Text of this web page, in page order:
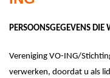
PERSOONSGEGEVENS DIE
Vereniging VO-ING/
verwerken, doordat u als lid